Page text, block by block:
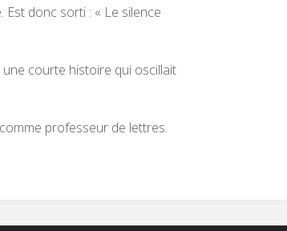
donc sorti : « Le silence
une courte histoire qui oscillait
professeur de lettres.